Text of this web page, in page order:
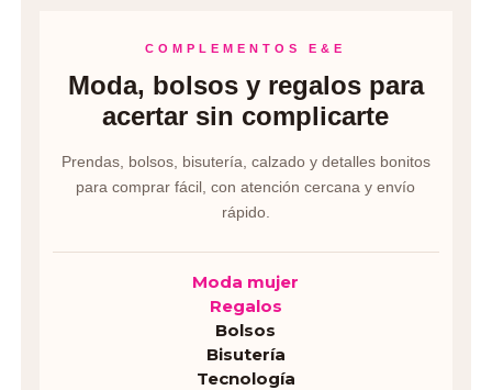
COMPLEMENTOS E&E
Moda, bolsos y regalos para
acertar sin complicarte
Prendas, bolsos, bisutería, calzado y detalles bonitos
para comprar fácil, con atención cercana y envío
rápido.
Moda mujer
Regalos
Bolsos
Bisutería
Tecnología